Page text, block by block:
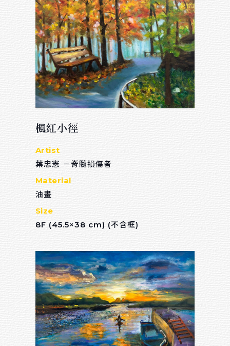
綜合媒材
色鉛筆
麥克筆
廣告顏料
天然乾燥花卉
數位媒材
$ 3,000 － $ 10,000
$ 20,000 － $ 30,000
$ 30,000 － $ 50,000
$ 50,000 － $ 80,000
$ 80,000 － $ 100,000
楓紅小徑
Artist
葉忠憲 －脊髓損傷者
Material
油畫
Size
8F (45.5×38 cm) (不含框)